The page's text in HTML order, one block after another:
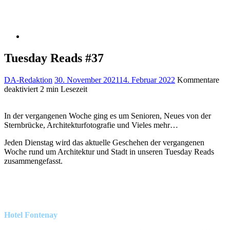
Tuesday Reads #37
DA-Redaktion 30. November 202114. Februar 2022 Kommentare
deaktiviertfür
#37
2 min Lesezeit
In der vergangenen Woche ging es um Senioren, Neues von der
Sternbrücke, Architekturfotografie und Vieles mehr…
Jeden Dienstag wird das aktuelle Geschehen der vergangenen
Woche rund um Architektur und Stadt in unseren Tuesday Reads
zusammengefasst.
Hotel Fontenay